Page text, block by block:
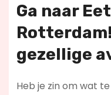
Ga naar
gezellige
Heb je zin om wat